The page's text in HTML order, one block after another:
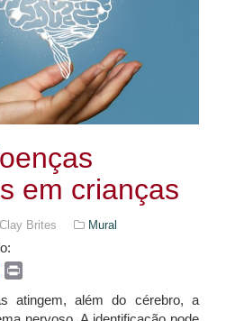
em crianças
Clay Brites Mural
Pinterest
atingem, além do cérebro, a